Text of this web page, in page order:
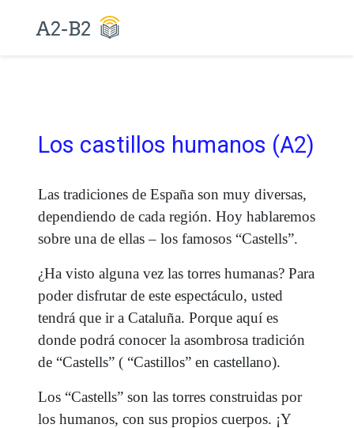
Los castillos humanos (A2)
Las tradiciones de España son muy diversas,
dependiendo de cada región. Hoy hablaremos
sobre una de ellas – los famosos “Castells”.
¿Ha visto alguna vez las torres humanas? Para
poder disfrutar de este espectáculo, usted
tendrá que ir a Cataluña. Porque aquí es
donde podrá conocer la asombrosa tradición
de “Castells” ( “Castillos” en castellano).
Los “Castells” son las torres construidas por
los humanos, con sus propios cuerpos. ¡Y